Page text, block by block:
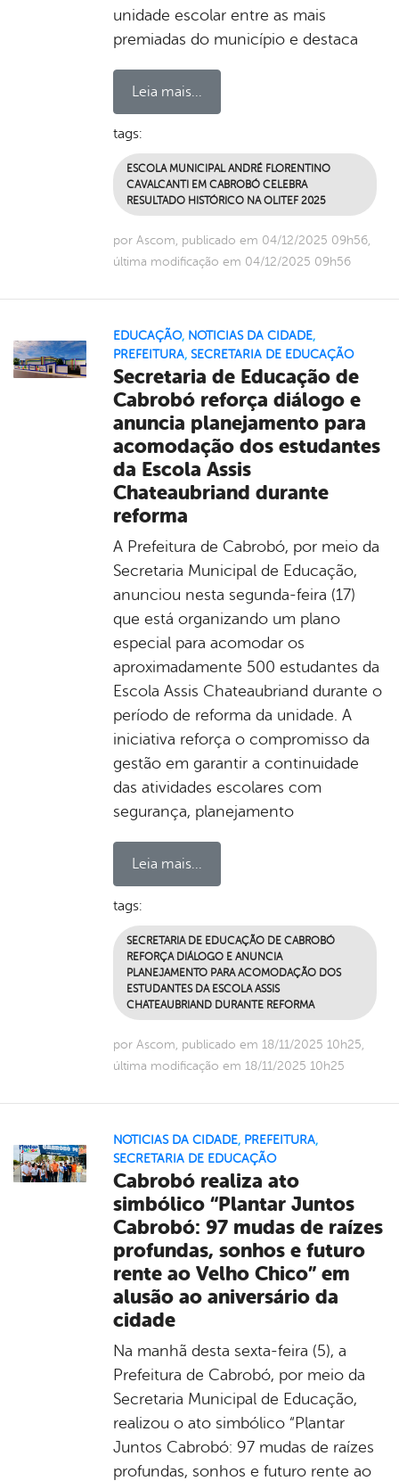
unidade escolar entre as mais
premiadas do município e destaca
Leia mais...
tags:
ESCOLA MUNICIPAL ANDRÉ FLORENTINO
CAVALCANTI EM CABROBÓ CELEBRA
RESULTADO HISTÓRICO NA OLITEF 2025
por Ascom, publicado em 04/12/2025 09h56,
última modificação em 04/12/2025 09h56
EDUCAÇÃO, NOTICIAS DA CIDADE,
PREFEITURA, SECRETARIA DE EDUCAÇÃO
Secretaria de Educação de
Cabrobó reforça diálogo e
anuncia planejamento para
acomodação dos estudantes
da Escola Assis
Chateaubriand durante
reforma
A Prefeitura de Cabrobó, por meio da
Secretaria Municipal de Educação,
anunciou nesta segunda-feira (17)
que está organizando um plano
especial para acomodar os
aproximadamente 500 estudantes da
Escola Assis Chateaubriand durante o
período de reforma da unidade. A
iniciativa reforça o compromisso da
gestão em garantir a continuidade
das atividades escolares com
segurança, planejamento
Leia mais...
tags:
SECRETARIA DE EDUCAÇÃO DE CABROBÓ
REFORÇA DIÁLOGO E ANUNCIA
PLANEJAMENTO PARA ACOMODAÇÃO DOS
ESTUDANTES DA ESCOLA ASSIS
CHATEAUBRIAND DURANTE REFORMA
por Ascom, publicado em 18/11/2025 10h25,
última modificação em 18/11/2025 10h25
NOTICIAS DA CIDADE, PREFEITURA,
SECRETARIA DE EDUCAÇÃO
Cabrobó realiza ato
simbólico “Plantar Juntos
Cabrobó: 97 mudas de raízes
profundas, sonhos e futuro
rente ao Velho Chico” em
alusão ao aniversário da
cidade
Na manhã desta sexta-feira (5), a
Prefeitura de Cabrobó, por meio da
Secretaria Municipal de Educação,
realizou o ato simbólico “Plantar
Juntos Cabrobó: 97 mudas de raízes
profundas, sonhos e futuro rente ao